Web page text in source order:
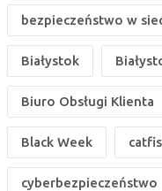
bezpieczeństwo w
Białystok
Biuro Obsługi Klienta
Black Week
cyberbezpieczeństwo